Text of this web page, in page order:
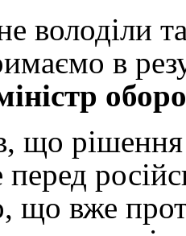
володіли
в
що
що вже